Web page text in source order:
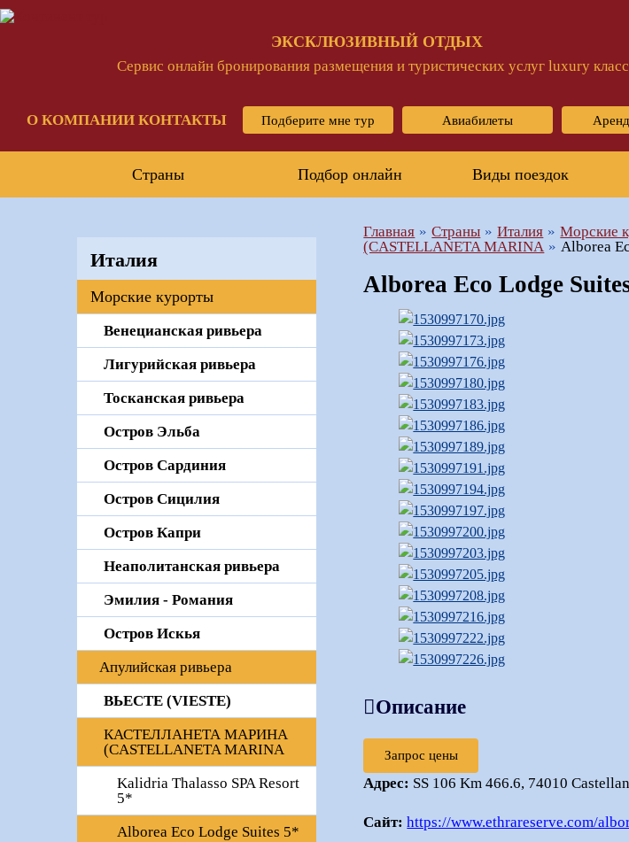
ЭКСКЛЮЗИВНЫЙ ОТДЫХ
Сервис онлайн бронирования размещения и туристических услуг luxury
О КОМПАНИИ КОНТАКТЫ Подберите мне тур Авиабилеты
Страны Подбор онлайн Виды поездок
Главная Страны Италия Морские
(CASTELLANETA MARINA
Alborea
Alborea Eco Lodge
Описание
Запрос цены
Адрес: SS 106 Km 466.6, 74010
Сайт: https://www.ethrareserve.com/
Италия
Морские курорты
Венецианская ривьера
Лигурийская ривьера
Тосканская ривьера
Остров Эльба
Остров Сардиния
Остров Сицилия
Остров Капри
Неаполитанская ривьера
Эмилия - Романия
Остров Искья
Апулийская ривьера
ВЬЕСТЕ (VIESTE)
КАСТЕЛЛАНЕТА МАРИНА
(CASTELLANETA MARINA
Kalidria Thalasso SPA Resort
5*
Alborea Eco Lodge Suites 5*